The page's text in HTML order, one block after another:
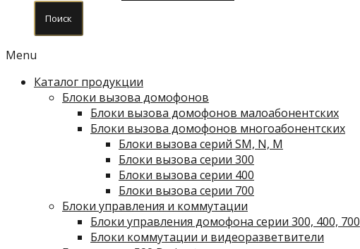
Поиск
Menu
Каталог продукции
Блоки вызова домофонов
Блоки вызова домофонов малоабонентских
Блоки вызова домофонов многоабонентских
Блоки вызова серий SM, N, M
Блоки вызова серии 300
Блоки вызова серии 400
Блоки вызова серии 700
Блоки управления и коммутации
Блоки управления домофона серии 300, 400, 700
Блоки коммутации и видеоразветвители